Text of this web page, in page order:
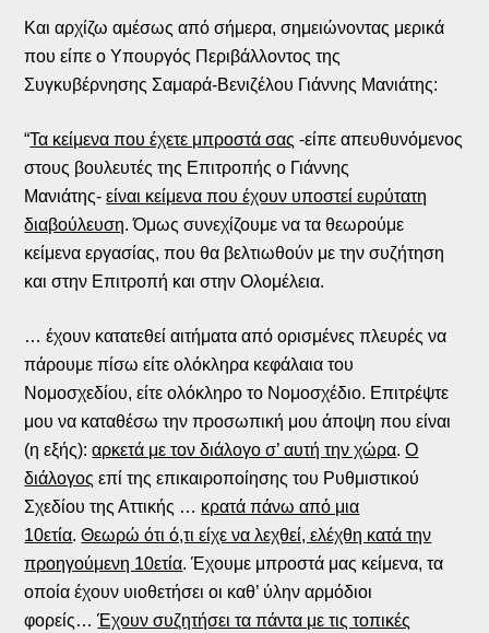
Και αρχίζω αμέσως από σήμερα, σημειώνοντας μερικά
που είπε ο Υπουργός Περιβάλλοντος της
Συγκυβέρνησης Σαμαρά-Βενιζέλου Γιάννης Μανιάτης:
“Τα κείμενα που έχετε μπροστά σας -είπε απευθυνόμενος
στους βουλευτές της Επιτροπής ο Γιάννης
Μανιάτης-είναι κείμενα που έχουν υποστεί ευρύτατη
διαβούλευση. Όμως συνεχίζουμε να τα θεωρούμε
κείμενα εργασίας, που θα βελτιωθούν με την συζήτηση
και στην Επιτροπή και στην Ολομέλεια.
… έχουν κατατεθεί αιτήματα από ορισμένες πλευρές να
πάρουμε πίσω είτε ολόκληρα κεφάλαια του
Νομοσχεδίου, είτε ολόκληρο το Νομοσχέδιο. Επιτρέψτε
μου να καταθέσω την προσωπική μου άποψη που είναι
(η εξής):αρκετά με τον διάλογο σ’ αυτή την χώρα.Ο
διάλογος επί της επικαιροποίησης του Ρυθμιστικού
Σχεδίου της Αττικής … κρατά πάνω από μια
10ετία.Θεωρώ ότι ό,τι είχε να λεχθεί, ελέχθη κατά την
προηγούμενη 10ετία. Έχουμε μπροστά μας κείμενα, τα
οποία έχουν υιοθετήσει οι καθ’ ύλην αρμόδιοι
φορείς…Έχουν συζητήσει τα πάντα με τις τοπικές